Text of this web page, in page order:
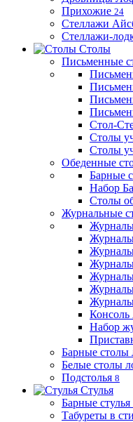
Прихожие 24
Стеллажи
Стеллажи-
Столы
Письменные
Стол-
Столы
Столы
Обеденные
Барные
Набор
Столы
Журнальные
Набор
Барные столы
Белые столы
Подстолья 8
Стулья
Барные
Табуреты в